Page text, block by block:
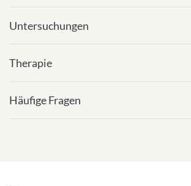
Untersuchungen
Therapie
Häufige Fragen